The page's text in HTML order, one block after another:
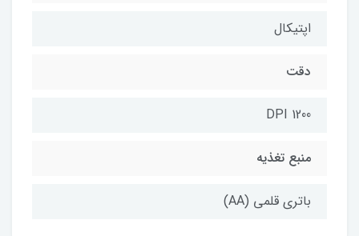
اپتیکال
دقت
DPI 1200
منبع تغذیه
باتری قلمی (AA)